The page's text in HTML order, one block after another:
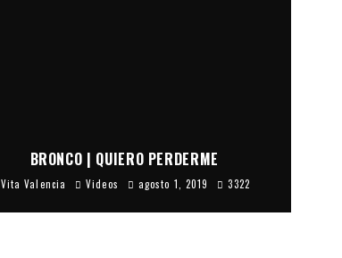
BRONCO | QUIERO PERDERME
Vita Valencia Videos agosto 1, 2019 3322